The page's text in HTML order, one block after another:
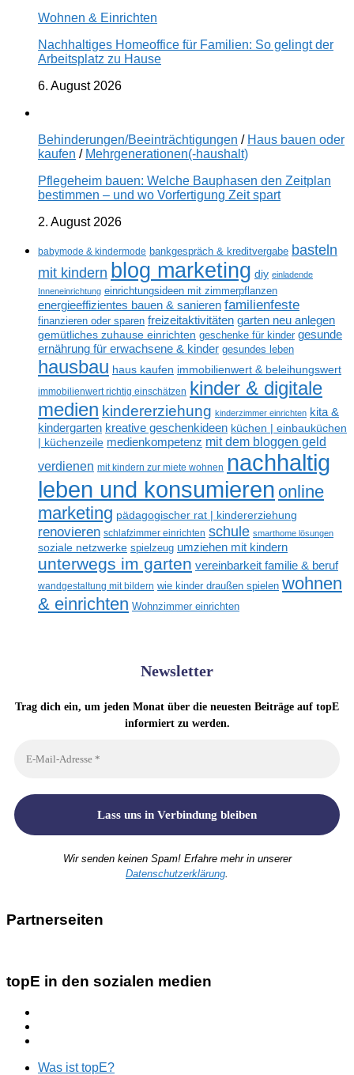
Wohnen & Einrichten
Nachhaltiges Homeoffice für Familien: So gelingt der
Arbeitsplatz zu Hause
6. August 2026
Behinderungen/Beeinträchtigungen / Haus bauen oder
kaufen / Mehrgenerationen(-haushalt)
Pflegeheim bauen: Welche Bauphasen den Zeitplan
bestimmen – und wo Vorfertigung Zeit spart
2. August 2026
babymode & kindermode bankgespräch & kreditvergabe basteln
mit kindern blog marketing diy einladende
Inneneinrichtung einrichtungsideen mit zimmerpflanzen
energieeffizientes bauen & sanieren familienfeste
finanzieren oder sparen freizeitaktivitäten garten neu anlegen
gemütliches zuhause einrichten geschenke für kinder gesunde
ernährung für erwachsene & kinder gesundes leben
hausbau haus kaufen immobilienwert & beleihungswert
immobilienwert richtig einschätzen kinder & digitale
medien kindererziehung kinderzimmer einrichten kita &
kindergarten kreative geschenkideen küchen | einbauküchen
| küchenzeile medienkompetenz mit dem bloggen geld
verdienen mit kindern zur miete wohnen nachhaltig
leben und konsumieren online
marketing pädagogischer rat | kindererziehung
renovieren schlafzimmer einrichten schule smarthome lösungen
soziale netzwerke spielzeug umziehen mit kindern
unterwegs im garten vereinbarkeit familie & beruf
wandgestaltung mit bildern wie kinder draußen spielen wohnen
& einrichten Wohnzimmer einrichten
Newsletter
Trag dich ein, um jeden Monat über die neuesten Beiträge auf topE
informiert zu werden.
Wir senden keinen Spam! Erfahre mehr in unserer
Datenschutzerklärung
Partnerseiten
topE in den sozialen medien
Was ist topE?